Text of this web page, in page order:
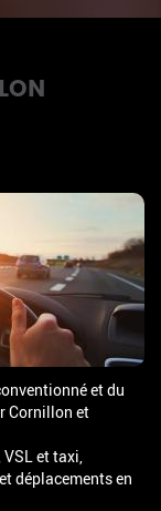
et du
Cornillon et
et taxi,
déplacements en